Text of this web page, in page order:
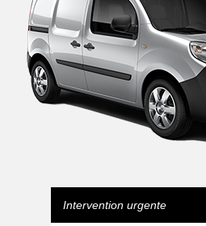
Intervention urgente